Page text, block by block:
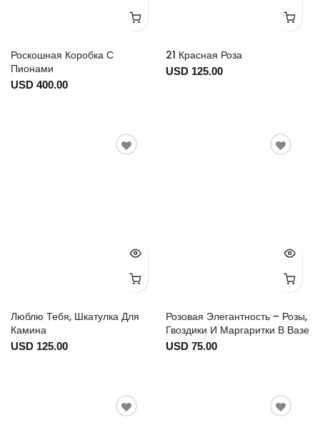
Роскошная Коробка С
Пионами
USD 400.00
21 Красная Роза
USD 125.00
Люблю Тебя, Шкатулка Для
Камина
USD 125.00
Розовая Элегантность – Розы,
Гвоздики И Маргаритки В Вазе
USD 75.00